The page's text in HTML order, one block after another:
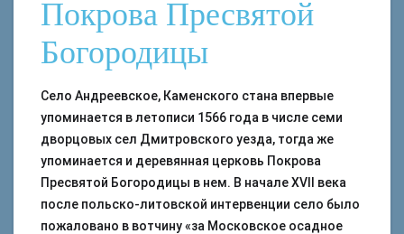
Покрова Пресвятой
Богородицы
Село Андреевское, Каменского стана впервые
упоминается в летописи 1566 года в числе семи
дворцовых сел Дмитровского уезда, тогда же
упоминается и деревянная церковь Покрова
Пресвятой Богородицы в нем. В начале XVII века
после польско-литовской интервенции село было
пожаловано в вотчину «за Московское осадное